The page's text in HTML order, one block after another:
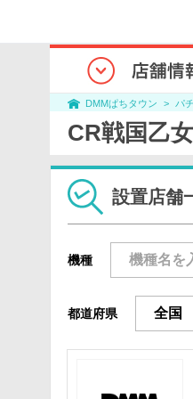
DMMぱちタウン パ
CR戦国乙
設置店舗
機種
都道府県